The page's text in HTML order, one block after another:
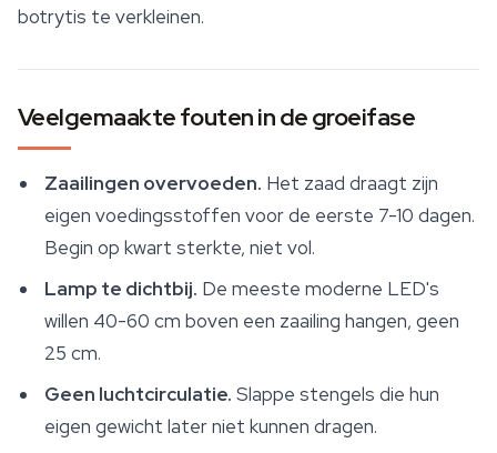
botrytis te verkleinen.
Veelgemaakte fouten in de groeifase
Zaailingen overvoeden. Het zaad draagt zijn
eigen voedingsstoffen voor de eerste 7-10 dagen.
Begin op kwart sterkte, niet vol.
Lamp te dichtbij. De meeste moderne LED's
willen 40-60 cm boven een zaailing hangen, geen
25 cm.
Geen luchtcirculatie. Slappe stengels die hun
eigen gewicht later niet kunnen dragen.